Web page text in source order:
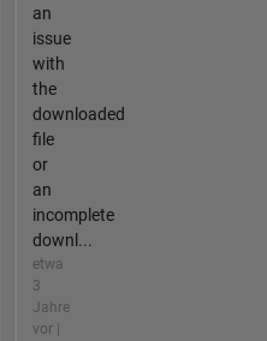
an
issue
with
the
downloaded
file
or
an
incomplete
downl...
etwa
3
Jahre
vor |